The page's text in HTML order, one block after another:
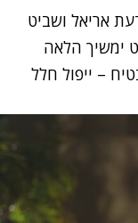
אריאל ושביט
ימשיך הלאה
– ייפול חלל